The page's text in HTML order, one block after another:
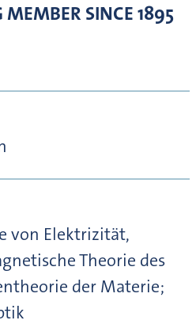
MEMBER SINCE 1895
von Elektrizität,
Theorie des
der Materie;